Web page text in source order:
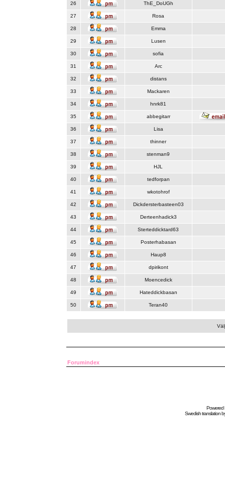
26 ThE_DoUGh
27 Rosa
28 Emma
29 Lusen
30 sofia
31 Arc
32 distans
33 Mackaren
34 hnrk81
35 abbegitarr
36 Lisa
37 thinner
38 stenman9
39 HJL
40 tedforpan
41 wkotohrof
42 Dickdersterbasteen03
43 Derteenhadick3
44 Sterteddicktard63
45 Posterhabasan
46 Haup8
47 dpirikont
48 Moencedick
49 Hateddickbasan
50 Teran40
Forumindex
Powered
Swedishtranslation